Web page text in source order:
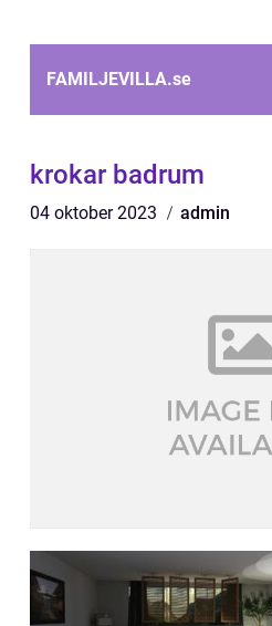
FAMILJEVILLA.se
krokar badrum
04 oktober 2023 admin